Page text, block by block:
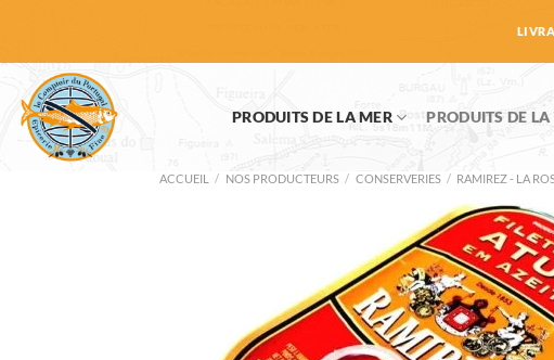
contenu
PRODUITS DE LA MER PRODUITS DE LA
ACCUEIL / NOS PRODUCTEURS / CONSERVERIES / RAMIREZ - LA